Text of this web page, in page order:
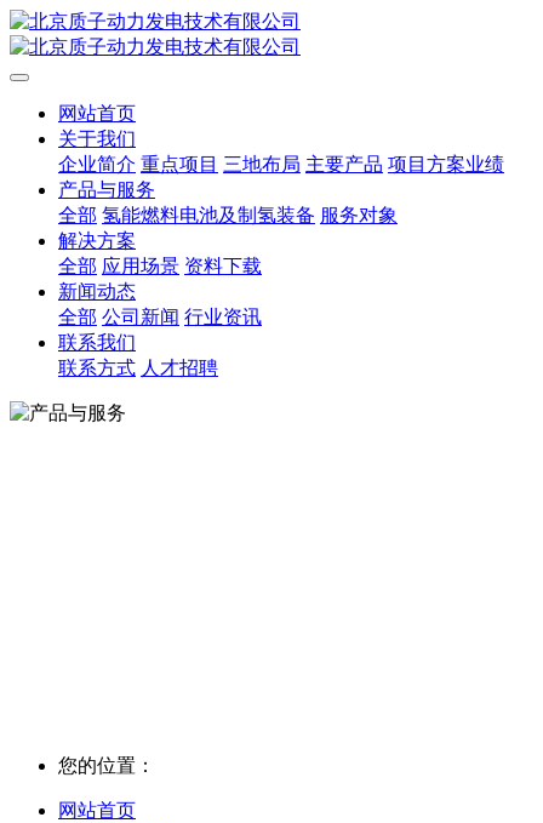
网站首页
关于我们
企业简介 重点项目 三地布局 主要产品 项目方案业绩
产品与服务
全部 氢能燃料电池及制氢装备 服务对象
解决方案
全部 应用场景 资料下载
新闻动态
全部 公司新闻 行业资讯
联系我们
联系方式 人才招聘
您的位置：
网站首页